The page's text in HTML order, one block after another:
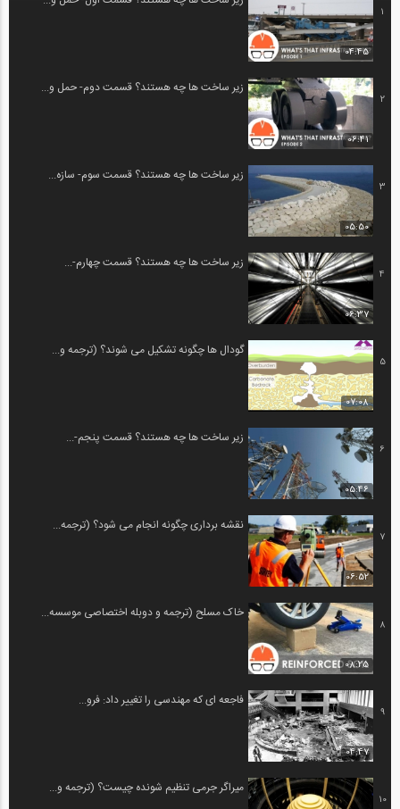
1
04:45
2
06:41
زیر ساخت ها چه هستند؟ قسمت دوم- حمل و...
3
05:50
زیر ساخت ها چه هستند؟ قسمت سوم- سازه...
4
06:37
زیر ساخت ها چه هستند؟ قسمت چهارم-...
5
07:08
گودال ها چگونه تشکیل می شوند؟ (ترجمه و...
6
05:46
زیر ساخت ها چه هستند؟ قسمت پنجم-...
7
06:52
نقشه برداری چگونه انجام می شود؟ (ترجمه...
8
08:25
خاک مسلح (ترجمه و دوبله اختصاصی موسسه...
9
04:47
فاجعه ای که مهندسی را تغییر داد: فرو...
10
میراگر جرمی تنظیم شونده چیست؟ (ترجمه و...